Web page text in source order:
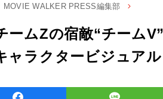
MOVIE WALKER PRESS編集部
ームZの宿敵“チーム
ャラクタービジュア